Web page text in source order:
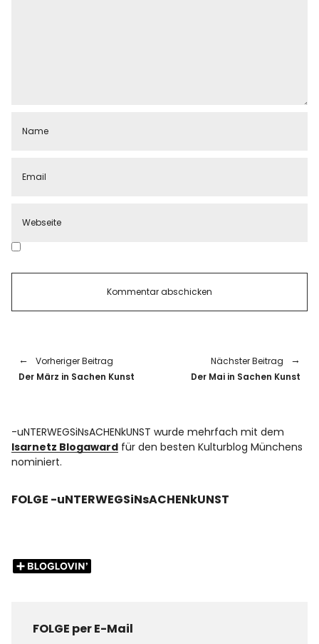
Vorheriger Beitrag
Der März in Sachen Kunst
Nächster Beitrag
Der Mai in Sachen Kunst
-uNTERWEGSiNsACHENkUNST wurde mehrfach mit dem
Isarnetz Blogaward für den besten Kulturblog Münchens
nominiert.
FOLGE -uNTERWEGSiNsACHENkUNST
FOLGE per E-Mail